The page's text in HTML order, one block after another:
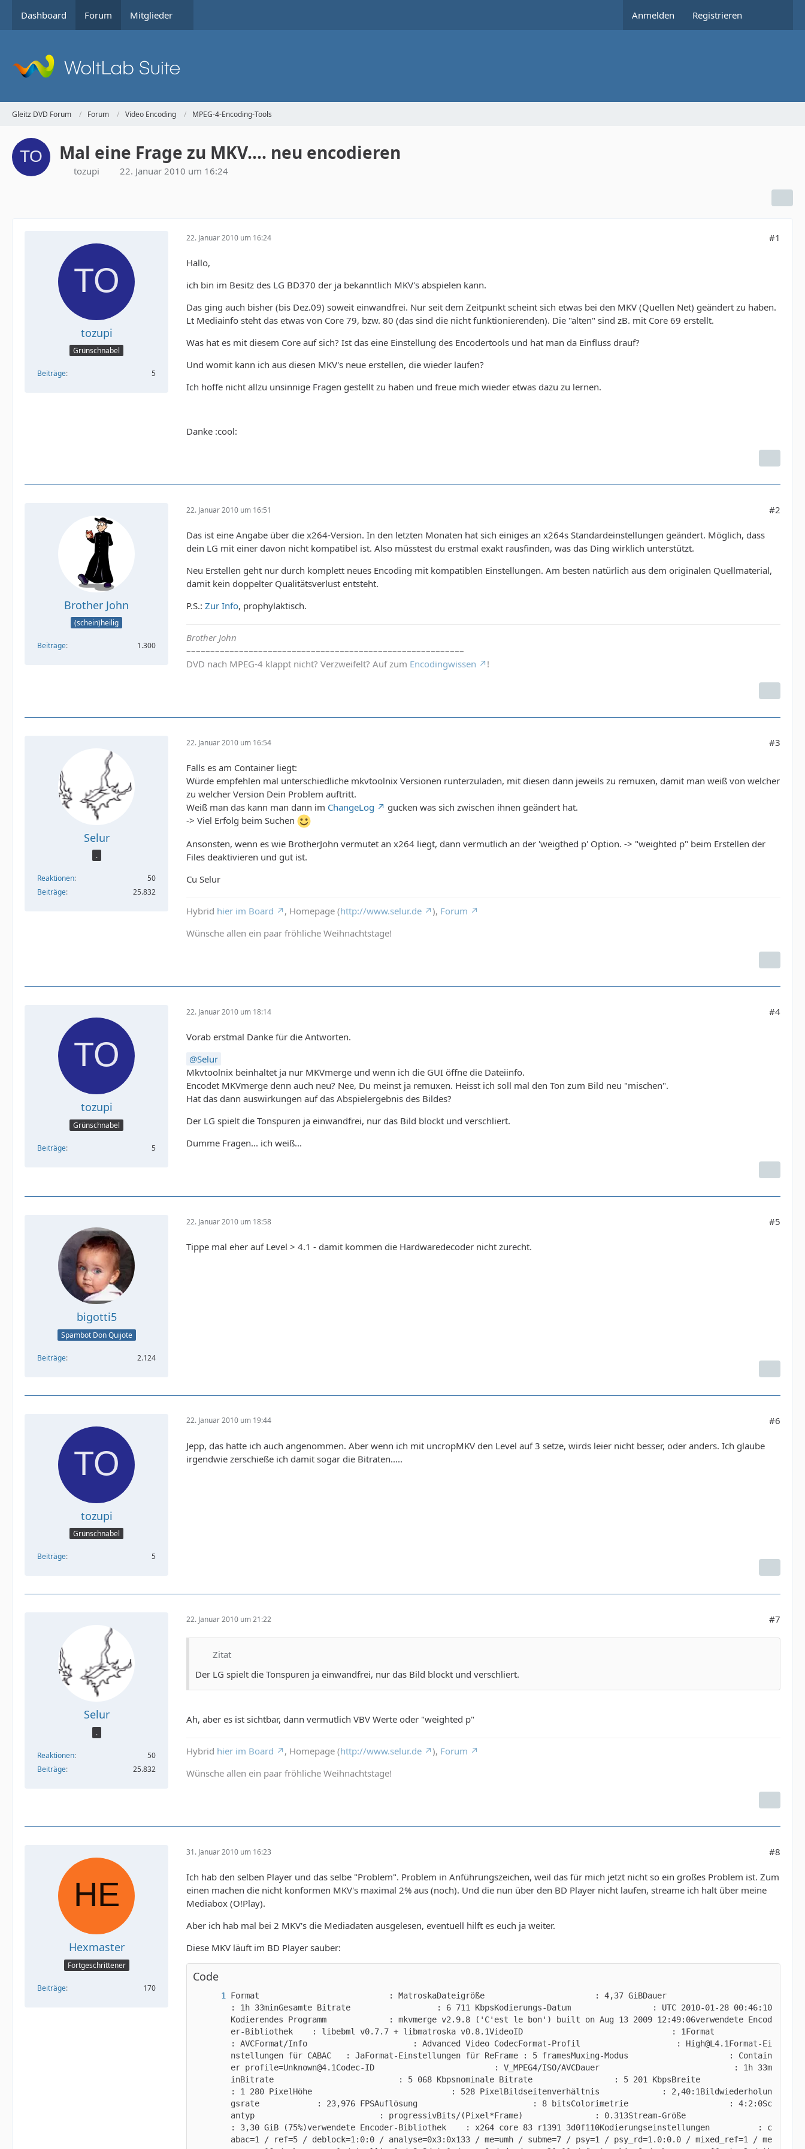
Dashboard Forum Mitglieder Anmelden Registrieren
Gleitz DVD Forum Forum Video Encoding MPEG-4-Encoding-Tools
Mal eine Frage zu MKV.... neu encodieren
tozupi 22. Januar 2010 um 16:24
tozupi
Grünschnabel
Beiträge 5
22. Januar 2010 um 16:24 #1
Hallo,
ich bin im Besitz des LG BD370 der ja bekanntlich MKV's abspielen kann.
Das ging auch bisher (bis Dez.09) soweit einwandfrei. Nur seit dem Zeitpunkt scheint sich etwas bei den MKV (Quellen Net) geändert zu haben.
Lt Mediainfo steht das etwas von Core 79, bzw. 80 (das sind die nicht funktionierenden). Die "alten" sind zB. mit Core 69 erstellt.
Was hat es mit diesem Core auf sich? Ist das eine Einstellung des Encodertools und hat man da Einfluss drauf?
Und womit kann ich aus diesen MKV's neue erstellen, die wieder laufen?
Ich hoffe nicht allzu unsinnige Fragen gestellt zu haben und freue mich wieder etwas dazu zu lernen.
Danke :cool:
Brother John
(schein)heilig
Beiträge 1.300
22. Januar 2010 um 16:51 #2
Das ist eine Angabe über die x264-Version. In den letzten Monaten hat sich einiges an x264s Standardeinstellungen geändert. Möglich, dass
dein LG mit einer davon nicht kompatibel ist. Also müsstest du erstmal exakt rausfinden, was das Ding wirklich unterstützt.
Neu Erstellen geht nur durch komplett neues Encoding mit kompatiblen Einstellungen. Am besten natürlich aus dem originalen Quellmaterial,
damit kein doppelter Qualitätsverlust entsteht.
P.S.: Zur Info, prophylaktisch.
Brother John
––––––––––––––––––––––––––––––––––––––––––––––––––––––––––
DVD nach MPEG-4 klappt nicht? Verzweifelt? Auf zum Encodingwissen !
Selur
.
Reaktionen
50
Beiträge
25.832
22. Januar 2010 um 16:54 #3
Falls es am Container liegt:
Würde empfehlen mal unterschiedliche mkvtoolnix Versionen runterzuladen, mit diesen dann jeweils zu remuxen, damit man weiß von welcher
zu welcher Version Dein Problem auftritt.
Weiß man das kann man dann im ChangeLog
gucken was sich zwischen ihnen geändert hat.
-> Viel Erfolg beim Suchen
Ansonsten, wenn es wie BrotherJohn vermutet an x264 liegt, dann vermutlich an der 'weigthed p' Option. -> "weighted p" beim Erstellen der
Files deaktivieren und gut ist.
Cu Selur
Hybrid hier im Board , Homepage (http://www.selur.de ), Forum
Wünsche allen ein paar fröhliche Weihnachtstage!
tozupi
Grünschnabel
Beiträge 5
22. Januar 2010 um 18:14 #4
Vorab erstmal Danke für die Antworten.
Selur
Mkvtoolnix beinhaltet ja nur MKVmerge und wenn ich die GUI öffne die Dateiinfo.
Encodet MKVmerge denn auch neu? Nee, Du meinst ja remuxen. Heisst ich soll mal den Ton zum Bild neu "mischen".
Hat das dann auswirkungen auf das Abspielergebnis des Bildes?
Der LG spielt die Tonspuren ja einwandfrei, nur das Bild blockt und verschliert.
Dumme Fragen... ich weiß...
bigotti5
Spambot Don Quijote
Beiträge 2.124
22. Januar 2010 um 18:58 #5
Tippe mal eher auf Level > 4.1 - damit kommen die Hardwaredecoder nicht zurecht.
tozupi
Grünschnabel
Beiträge 5
22. Januar 2010 um 19:44 #6
Jepp, das hatte ich auch angenommen. Aber wenn ich mit uncropMKV den Level auf 3 setze, wirds leier nicht besser, oder anders. Ich glaube
irgendwie zerschieße ich damit sogar die Bitraten.....
Selur
.
Reaktionen
50
Beiträge
25.832
22. Januar 2010 um 21:22 #7
Zitat
Der LG spielt die Tonspuren ja einwandfrei, nur das Bild blockt und verschliert.
Ah, aber es ist sichtbar, dann vermutlich VBV Werte oder "weighted p"
Hybrid hier im Board , Homepage (http://www.selur.de ), Forum
Wünsche allen ein paar fröhliche Weihnachtstage!
Hexmaster
Fortgeschrittener
Beiträge 170
31. Januar 2010 um 16:23 #8
Ich hab den selben Player und das selbe "Problem". Problem in Anführungszeichen, weil das für mich jetzt nicht so ein großes Problem ist. Zum
einen machen die nicht konformen MKV's maximal 2% aus (noch). Und die nun über den BD Player nicht laufen, streame ich halt über meine
Mediabox (O!Play).
Aber ich hab mal bei 2 MKV's die Mediadaten ausgelesen, eventuell hilft es euch ja weiter.
Diese MKV läuft im BD Player sauber:
Code
Format                           : MatroskaDateigröße                       : 4,37 GiBDauer
: 1h 33minGesamte Bitrate                  : 6 711 KbpsKodierungs-Datum                 : UTC 2010-01-28 00:46:10
Kodierendes Programm             : mkvmerge v2.9.8 ('C'est le bon') built on Aug 13 2009 12:49:06verwendete Encod
er-Bibliothek    : libebml v0.7.7 + libmatroska v0.8.1VideoID                               : 1Format
: AVCFormat/Info                      : Advanced Video CodecFormat-Profil                    : High@L4.1Format-Ei
nstellungen für CABAC   : JaFormat-Einstellungen für ReFrame : 5 framesMuxing-Modus                     : Contain
er profile=Unknown@4.1Codec-ID                         : V_MPEG4/ISO/AVCDauer                            : 1h 33m
inBitrate                          : 5 068 Kbpsnominale Bitrate                 : 5 201 KbpsBreite
: 1 280 PixelHöhe                             : 528 PixelBildseitenverhältnis             : 2,40:1Bildwiederholun
gsrate            : 23,976 FPSAuflösung                        : 8 bitsColorimetrie                     : 4:2:0Sc
antyp                          : progressivBits/(Pixel*Frame)               : 0.313Stream-Größe
: 3,30 GiB (75%)verwendete Encoder-Bibliothek    : x264 core 83 r1391 3d0f110Kodierungseinstellungen          : c
abac=1 / ref=5 / deblock=1:0:0 / analyse=0x3:0x133 / me=umh / subme=7 / psy=1 / psy_rd=1.0:0.0 / mixed_ref=1 / me